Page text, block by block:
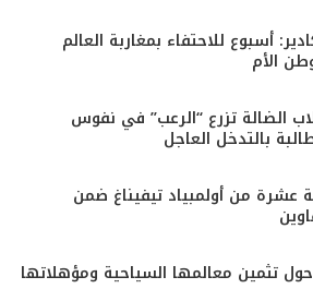
أسبوع للاحتفاء بمغاربة العالم
الأم
الضالة تزرع “الرعب” في نفوس
بالتدخل العاجل
عشرة من أولمبياد تيفيناغ ضمن
تثمين معالمها السياحية ومؤهلاتها